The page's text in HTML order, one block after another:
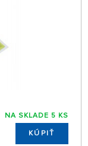
NA SKLADE 5 KS
KÚPIŤ